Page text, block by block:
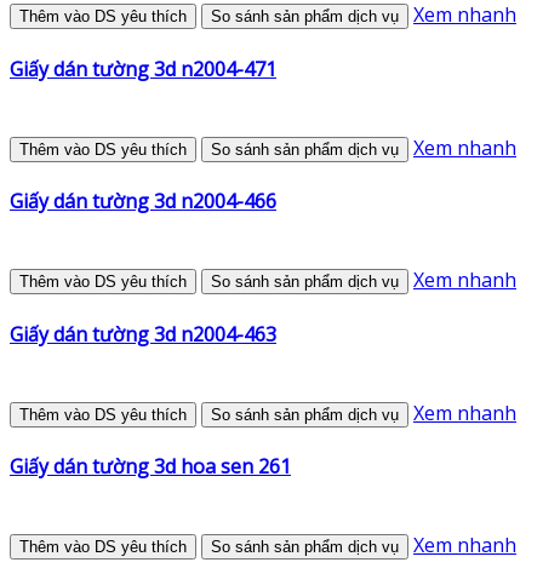
Thêm vào DS yêu thích So sánh sản phẩm dịch vụ Xem nhanh
Giấy dán tường 3d n2004-471
Thêm vào DS yêu thích So sánh sản phẩm dịch vụ Xem nhanh
Giấy dán tường 3d n2004-466
Thêm vào DS yêu thích So sánh sản phẩm dịch vụ Xem nhanh
Giấy dán tường 3d n2004-463
Thêm vào DS yêu thích So sánh sản phẩm dịch vụ Xem nhanh
Giấy dán tường 3d hoa sen 261
Thêm vào DS yêu thích So sánh sản phẩm dịch vụ Xem nhanh